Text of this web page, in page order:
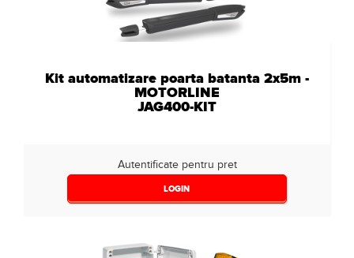
Kit automatizare poarta batanta 2x5m -
MOTORLINE
JAG400-KIT
Autentificate pentru pret
LOGIN